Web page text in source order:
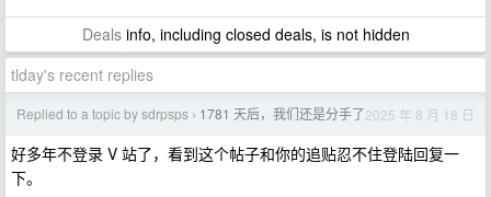
Dealsinfo, including closed deals, is not hidden
tlday's recent replies
Replied to a topic by sdrpsps › 1781 天后，我们还是分手了2025 年 8 月 18 日
好多年不登录 V 站了，看到这个帖子和你的追贴忍不住登陆回复一
下。